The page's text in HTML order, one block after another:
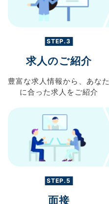
STEP.3
求人のご紹介
豊富な求人情報から、 あなた
に合った求人を ご紹介
STEP.5
面接